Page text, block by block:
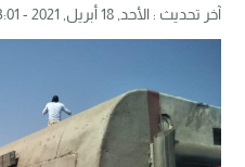
آخر تحديث :الأحد, 18 أبريل, 2021 - 3:01 مساءً